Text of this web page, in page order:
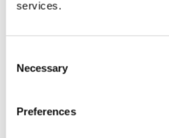
services.
Selection
Necessary
Preferences